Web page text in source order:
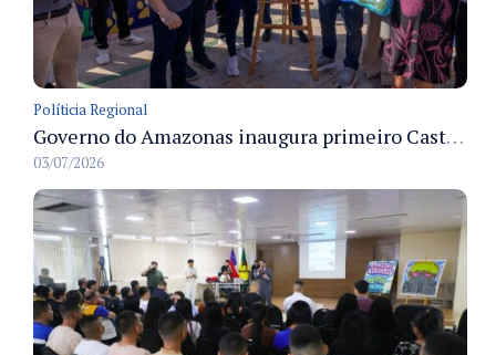
Políticia Regional
Governo do Amazonas inaugura primeiro Castramóvel Fluvial para atendimento veterinário às comunidades ribeirinhas e castração gratuita
03/07/2026